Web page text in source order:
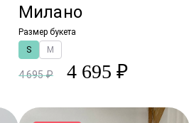
Милано
Размер букета
S
M
4 695 ₽ 4 695 ₽